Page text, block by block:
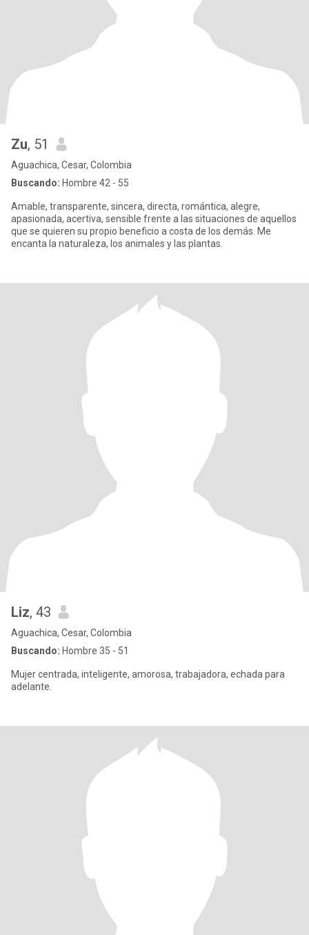
Zu, 51
Aguachica, Cesar, Colombia
Buscando: Hombre 42 - 55
Amable, transparente, sincera, directa, romántica, alegre,
apasionada, acertiva, sensible frente a las situaciones de aquellos
que se quieren su propio beneficio a costa de los demás. Me
encanta la naturaleza, los animales y las plantas.
Liz, 43
Aguachica, Cesar, Colombia
Buscando: Hombre 35 - 51
Mujer centrada, inteligente, amorosa, trabajadora, echada para
adelante.